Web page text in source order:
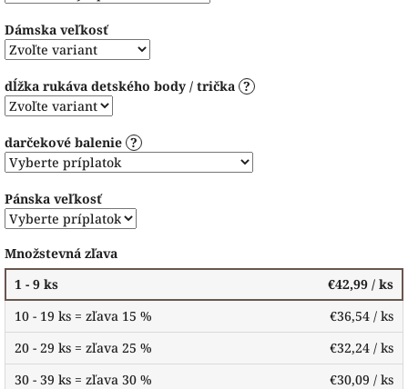
Dámska veľkosť
dĺžka rukáva detského body / trička ?
darčekové balenie ?
Pánska veľkosť
Množstevná zľava
1 - 9 ks
€42,99 / ks
10 - 19 ks = zľava 15 %
€36,54 / ks
20 - 29 ks = zľava 25 %
€32,24 / ks
30 - 39 ks = zľava 30 %
€30,09 / ks